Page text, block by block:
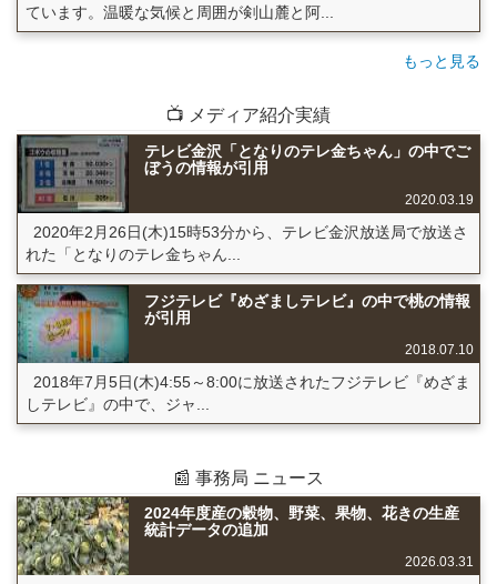
ています。温暖な気候と周囲が剣山麓と阿...
もっと見る
📺 メディア紹介実績
テレビ金沢「となりのテレ金ちゃん」の中でご
ぼうの情報が引用
2020.03.19
2020年2月26日(木)15時53分から、テレビ金沢放送局で放送さ
れた「となりのテレ金ちゃん...
フジテレビ『めざましテレビ』の中で桃の情報
が引用
2018.07.10
2018年7月5日(木)4:55～8:00に放送されたフジテレビ『めざま
しテレビ』の中で、ジャ...
📰 事務局 ニュース
2024年度産の穀物、野菜、果物、花きの生産
統計データの追加
2026.03.31